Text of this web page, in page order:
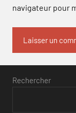
navigateur pour
Rechercher